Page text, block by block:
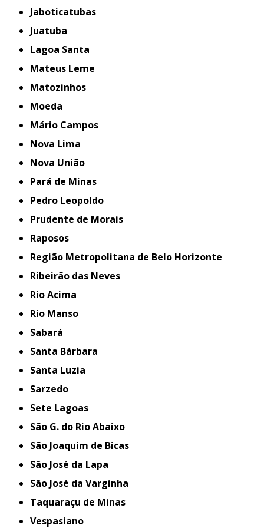
Jaboticatubas
Juatuba
Lagoa Santa
Mateus Leme
Matozinhos
Moeda
Mário Campos
Nova Lima
Nova União
Pará de Minas
Pedro Leopoldo
Prudente de Morais
Raposos
Região Metropolitana de Belo Horizonte
Ribeirão das Neves
Rio Acima
Rio Manso
Sabará
Santa Bárbara
Santa Luzia
Sarzedo
Sete Lagoas
São G. do Rio Abaixo
São Joaquim de Bicas
São José da Lapa
São José da Varginha
Taquaraçu de Minas
Vespasiano